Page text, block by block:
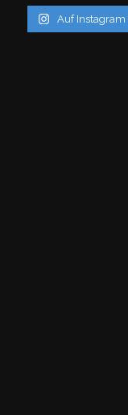
Auf Instagram